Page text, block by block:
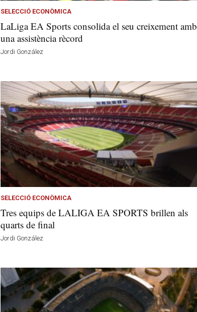
SELECCIÓ ECONÒMICA
LaLiga EA Sports consolida el seu creixement amb
una assistència rècord
Jordi González
SELECCIÓ ECONÒMICA
Tres equips de LALIGA EA SPORTS brillen als
quarts de final
Jordi González